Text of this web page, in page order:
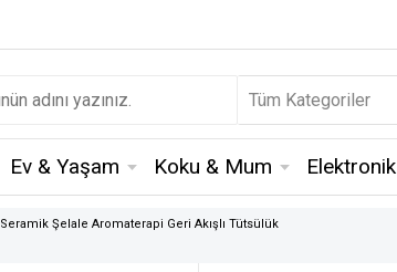
Ev & Yaşam Koku & Mum Elektronik
Seramik Şelale Aromaterapi Geri Akışlı Tütsülük